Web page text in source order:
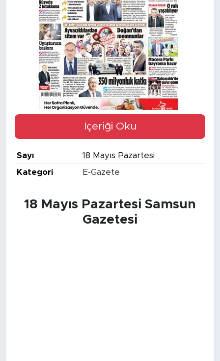
İçeriği Oku
Sayı
18 Mayıs Pazartesi
Kategori
E-Gazete
18 Mayıs Pazartesi Samsun
Gazetesi